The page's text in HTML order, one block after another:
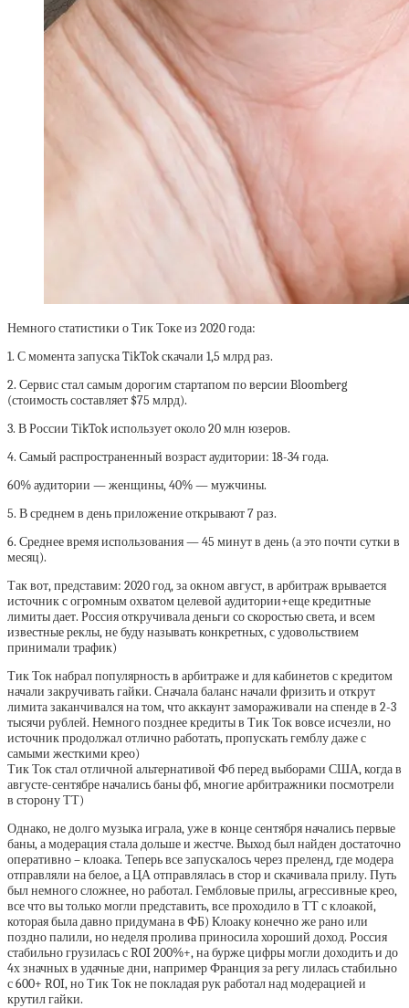
Немного статистики о Тик Токе из 2020 года:
1. С момента запуска TikTok скачали 1,5 млрд раз.
2. Сервис стал самым дорогим стартапом по версии Bloomberg
(стоимость составляет $75 млрд).
3. В России TikTok использует около 20 млн юзеров.
4. Самый распространенный возраст аудитории: 18-34 года.
60% аудитории — женщины, 40% — мужчины.
5. В среднем в день приложение открывают 7 раз.
6. Среднее время использования — 45 минут в день (а это почти сутки в
месяц).
Так вот, представим: 2020 год, за окном август, в арбитраж врывается
источник с огромным охватом целевой аудитории+еще кредитные
лимиты дает. Россия откручивала деньги со скоростью света, и всем
известные реклы, не буду называть конкретных, с удовольствием
принимали трафик)
Тик Ток набрал популярность в арбитраже и для кабинетов с кредитом
начали закручивать гайки. Сначала баланс начали фризить и открут
лимита заканчивался на том, что аккаунт замораживали на спенде в 2-3
тысячи рублей. Немного позднее кредиты в Тик Ток вовсе исчезли, но
источник продолжал отлично работать, пропускать гемблу даже с
самыми жесткими крео)
Тик Ток стал отличной альтернативой Фб перед выборами США, когда в
августе-сентябре начались баны фб, многие арбитражники посмотрели
в сторону ТТ)
Однако, не долго музыка играла, уже в конце сентября начались первые
баны, а модерация стала дольше и жестче. Выход был найден достаточно
оперативно – клоака. Теперь все запускалось через преленд, где модера
отправляли на белое, а ЦА отправлялась в стор и скачивала прилу. Путь
был немного сложнее, но работал. Гембловые прилы, агрессивные крео,
все что вы только могли представить, все проходило в ТТ с клоакой,
которая была давно придумана в ФБ) Клоаку конечно же рано или
поздно палили, но неделя пролива приносила хороший доход. Россия
стабильно грузилась с ROI 200%+, на бурже цифры могли доходить и до
4х значных в удачные дни, например Франция за регу лилась стабильно
с 600+ ROI, но Тик Ток не покладая рук работал над модерацией и
крутил гайки.